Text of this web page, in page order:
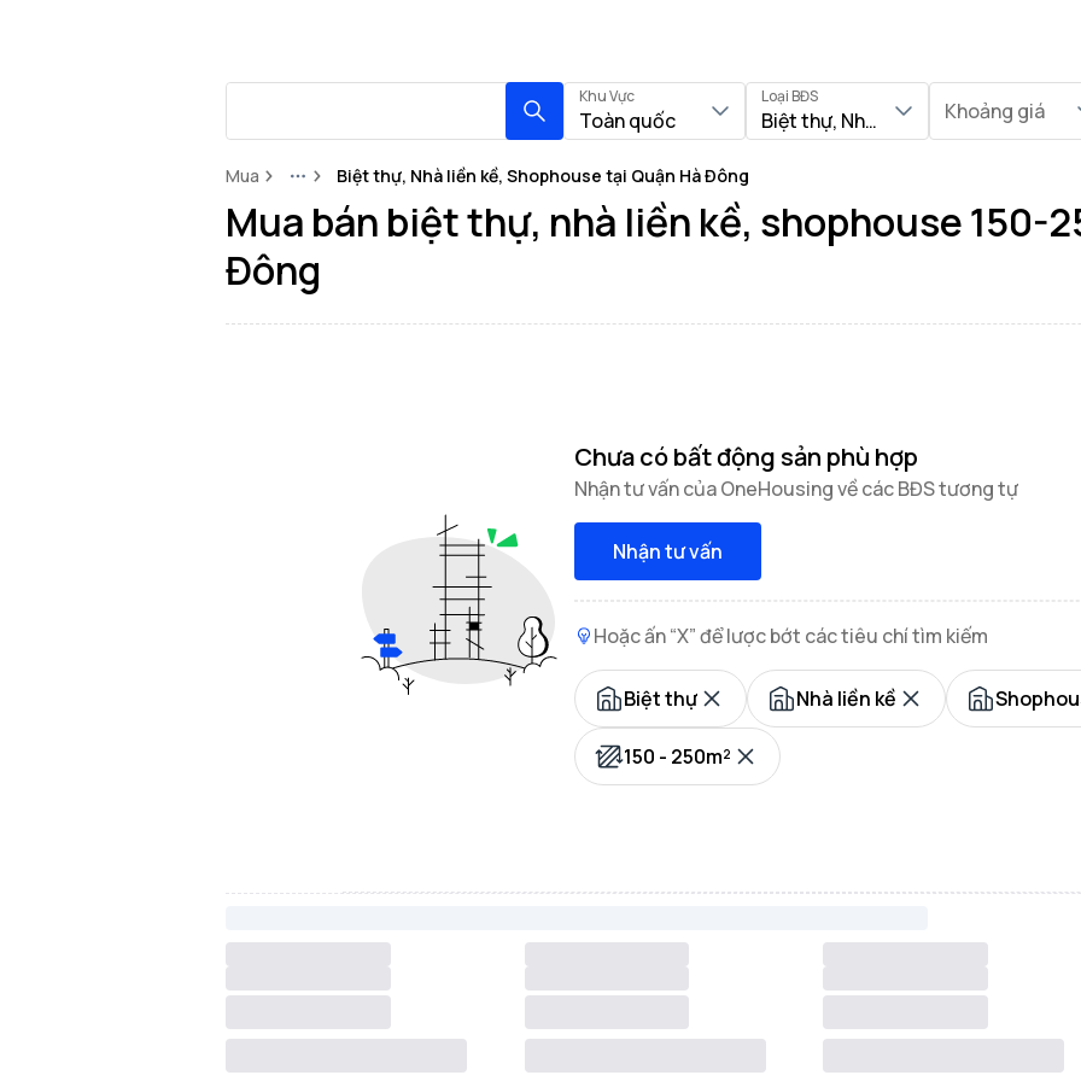
Khu Vực
Toàn quốc
Loại BĐS
Biệt thự, Nhà liền kề, Shophouse
Khoảng giá
Mua MoreBiệt thự, Nhà liền kề, Shophouse tại Quận Hà Đông
Mua bán biệt thự, nhà liền kề, shophouse 150-
Đông
Chưa có bất động sản phù hợp
Nhận tư vấn của OneHousing về các BĐS tương tự
Nhận tư vấn
Hoặc ấn “X” để lược bớt các tiêu chí tìm kiếm
Biệt thự Nhà liền kề
150 - 250m²